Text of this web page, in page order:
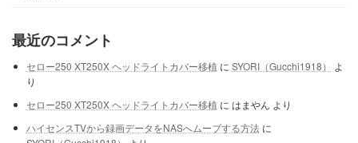
最近のコメント
セロー250 XT250X ヘッドライトカバー移植 に SYORI（Gucchi1918）
よ
り
セロー250 XT250X ヘッドライトカバー移植 に はまやん より
ハイセンスTVから録画データをNASへムーブする方法に